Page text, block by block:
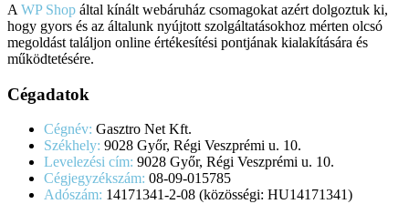
A WP Shop által kínált webáruház csomagokat azért dolgoztuk ki,
hogy gyors és az általunk nyújtott szolgáltatásokhoz mérten olcsó
megoldást találjon online értékesítési pontjának kialakítására és
működtetésére.
Cégadatok
Cégnév: Gasztro Net Kft.
Székhely: 9028 Győr, Régi Veszprémi u. 10.
Levelezési cím: 9028 Győr, Régi Veszprémi u. 10.
Cégjegyzékszám: 08-09-015785
Adószám: 14171341-2-08 (közösségi: HU14171341)